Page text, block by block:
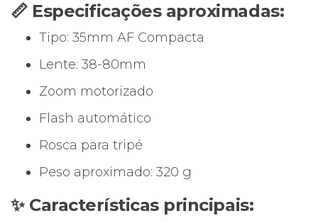
📏 Especificações aproximadas:
Tipo: 35mm AF Compacta
Lente: 38-80mm
Zoom motorizado
Flash automático
Rosca para tripé
Peso aproximado: 320 g
✨ Características principais: